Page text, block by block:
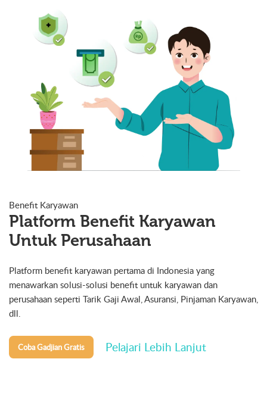
Benefit Karyawan
Platform Benefit Karyawan
Untuk Perusahaan
Platform benefit karyawan pertama di Indonesia yang
menawarkan solusi-solusi benefit untuk karyawan dan
perusahaan seperti Tarik Gaji Awal, Asuransi, Pinjaman Karyawan,
dll.
Coba Gadjian Gratis Pelajari Lebih Lanjut